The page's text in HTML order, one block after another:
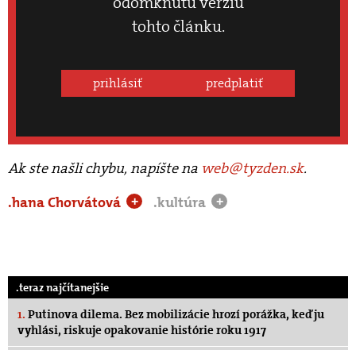
tohto článku.
prihlásiť predplatiť
Ak ste našli chybu, napíšte na web@tyzden.sk.
.hana Chorvátová
+ .kultúra +
.teraz najčítanejšie
1. Putinova dilema. Bez mobilizácie hrozí porážka, keď ju
vyhlási, riskuje opakovanie histórie roku 1917